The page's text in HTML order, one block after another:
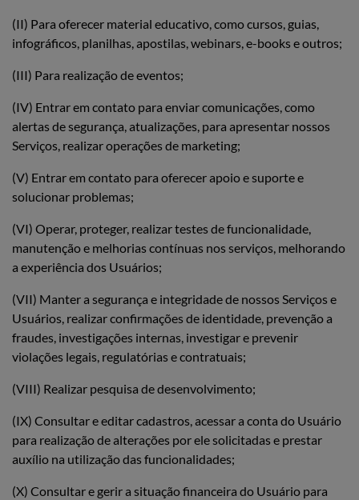
(II) Para oferecer material educativo, como cursos, guias,
infográficos, planilhas, apostilas, webinars, e-books e outros;
(III) Para realização de eventos;
(IV) Entrar em contato para enviar comunicações, como
alertas de segurança, atualizações, para apresentar nossos
Serviços, realizar operações de marketing;
(V) Entrar em contato para oferecer apoio e suporte e
solucionar problemas;
(VI) Operar, proteger, realizar testes de funcionalidade,
manutenção e melhorias contínuas nos serviços, melhorando
a experiência dos Usuários;
(VII) Manter a segurança e integridade de nossos Serviços e
Usuários, realizar confirmações de identidade, prevenção a
fraudes, investigações internas, investigar e prevenir
violações legais, regulatórias e contratuais;
(VIII) Realizar pesquisa de desenvolvimento;
(IX) Consultar e editar cadastros, acessar a conta do Usuário
para realização de alterações por ele solicitadas e prestar
auxílio na utilização das funcionalidades;
(X) Consultar e gerir a situação financeira do Usuário para